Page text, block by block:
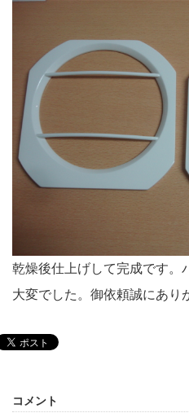
乾燥後仕上げして完成です。
大変でした。御依頼誠にあり
コメント